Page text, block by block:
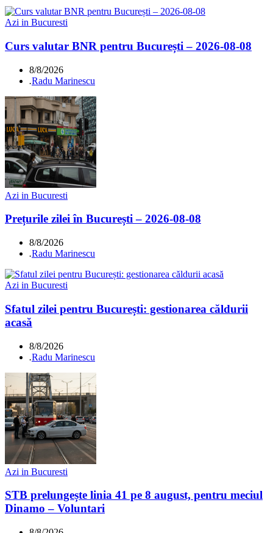
Azi in Bucuresti
Curs valutar BNR pentru București – 2026-08-08
8/8/2026
.Radu Marinescu
Azi in Bucuresti
Prețurile zilei în București – 2026-08-08
8/8/2026
.Radu Marinescu
Azi in Bucuresti
Sfatul zilei pentru București: gestionarea căldurii
acasă
8/8/2026
.Radu Marinescu
Azi in Bucuresti
STB prelungește linia 41 pe 8 august, pentru meciul
Dinamo – Voluntari